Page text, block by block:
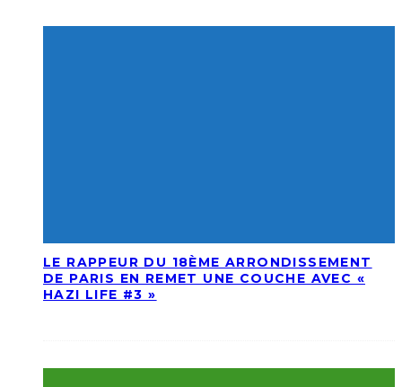
LE RAPPEUR DU 18ÈME ARRONDISSEMENT
DE PARIS EN REMET UNE COUCHE AVEC «
HAZI LIFE #3 »